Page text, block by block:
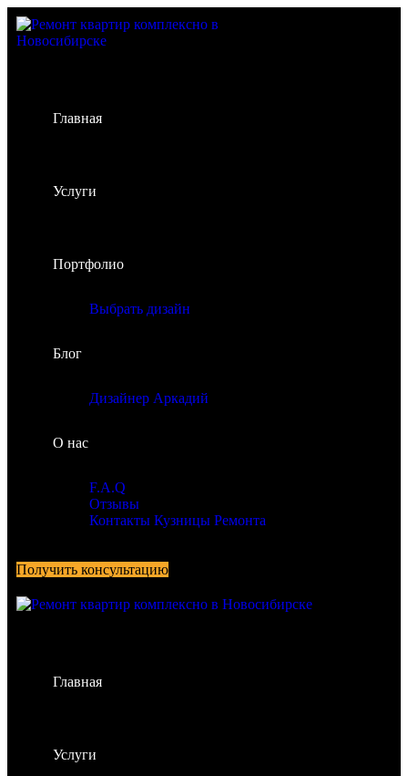
Главная
Услуги
Портфолио
Выбрать дизайн
Блог
Дизайнер Аркадий
О нас
F.A.Q
Отзывы
Контакты Кузницы Ремонта
Получить консультацию
Главная
Услуги